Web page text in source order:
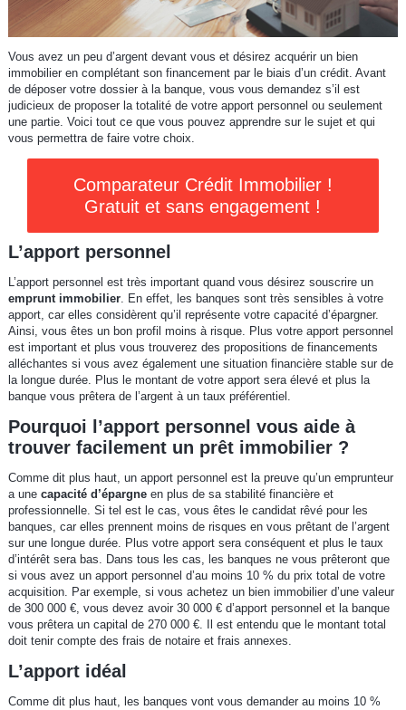
Vous avez un peu d’argent devant vous et désirez acquérir un bien
immobilier en complétant son financement par le biais d’un crédit. Avant
de déposer votre dossier à la banque, vous vous demandez s’il est
judicieux de proposer la totalité de votre apport personnel ou seulement
une partie. Voici tout ce que vous pouvez apprendre sur le sujet et qui
vous permettra de faire votre choix.
Comparateur Crédit Immobilier !
Gratuit et sans engagement !
L’apport personnel
L’apport personnel est très important quand vous désirez souscrire un
emprunt immobilier. En effet, les banques sont très sensibles à votre
apport, car elles considèrent qu’il représente votre capacité d’épargner.
Ainsi, vous êtes un bon profil moins à risque. Plus votre apport personnel
est important et plus vous trouverez des propositions de financements
alléchantes si vous avez également une situation financière stable sur de
la longue durée. Plus le montant de votre apport sera élevé et plus la
banque vous prêtera de l’argent à un taux préférentiel.
Pourquoi l’apport personnel vous aide à
trouver facilement un prêt immobilier ?
Comme dit plus haut, un apport personnel est la preuve qu’un emprunteur
a une capacité d’épargneen plus de sa stabilité financière et
professionnelle. Si tel est le cas, vous êtes le candidat rêvé pour les
banques, car elles prennent moins de risques en vous prêtant de l’argent
sur une longue durée. Plus votre apport sera conséquent et plus le taux
d’intérêt sera bas. Dans tous les cas, les banques ne vous prêteront que
si vous avez un apport personnel d’au moins 10 % du prix total de votre
acquisition. Par exemple, si vous achetez un bien immobilier d’une valeur
de 300 000 €, vous devez avoir 30 000 € d’apport personnel et la banque
vous prêtera un capital de 270 000 €. Il est entendu que le montant total
doit tenir compte des frais de notaire et frais annexes.
L’apport idéal
Comme dit plus haut, les banques vont vous demander au moins 10 %